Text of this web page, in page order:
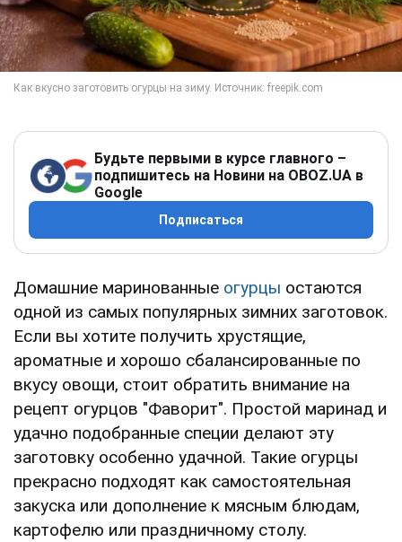
Будьте первыми в курсе главного –
подпишитесь на Новини на OBOZ.UA в
Google
Подписаться
Домашние маринованные огурцы остаются
одной из самых популярных зимних заготовок.
Если вы хотите получить хрустящие,
ароматные и хорошо сбалансированные по
вкусу овощи, стоит обратить внимание на
рецепт огурцов "Фаворит". Простой маринад и
удачно подобранные специи делают эту
заготовку особенно удачной. Такие огурцы
прекрасно подходят как самостоятельная
закуска или дополнение к мясным блюдам,
картофелю или праздничному столу.